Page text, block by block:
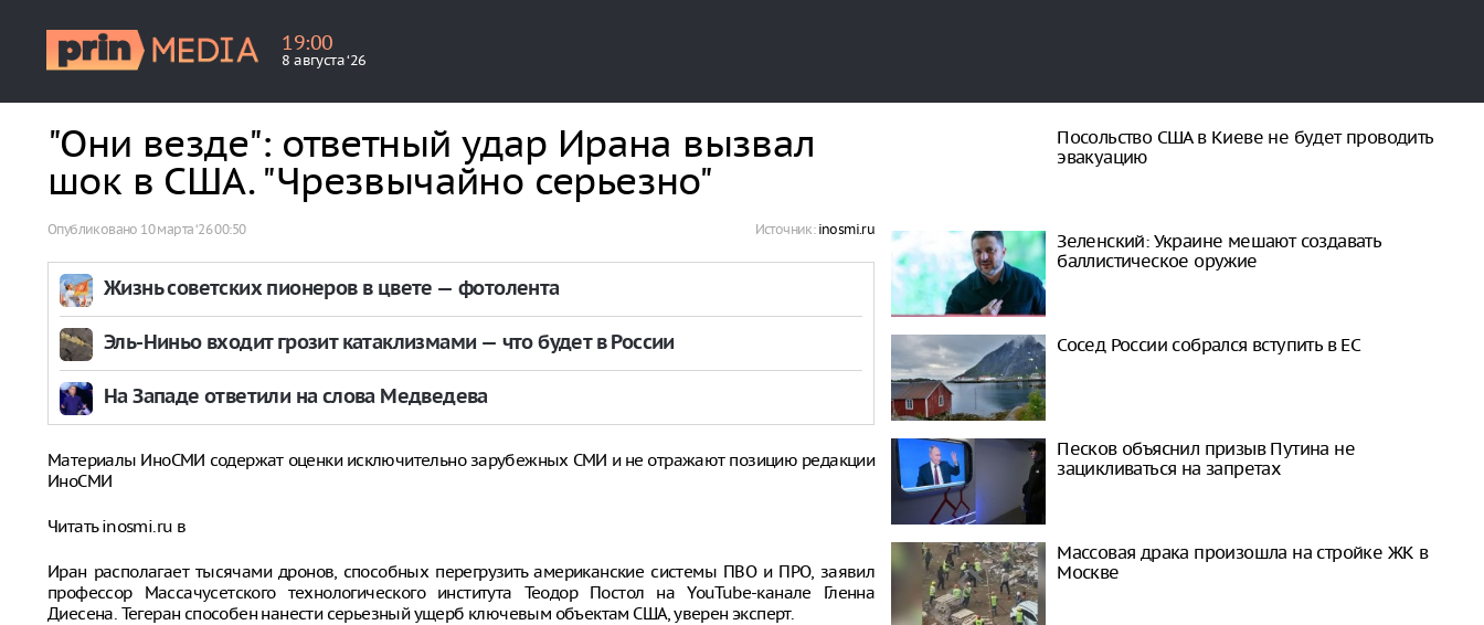
19:00
8 августа ‘26
"Они везде": ответный удар Ирана вызвал
шок в США. "Чрезвычайно серьезно"
Опубликовано 10 марта ‘26 00:50 Источник: inosmi.ru
Жизнь советских пионеров в цвете — фотолента
Эль-Ниньо входит грозит катаклизмами — что будет в России
На Западе ответили на слова Медведева
Материалы ИноСМИ содержат оценки исключительно зарубежных СМИ и не отражают позицию редакции
ИноСМИ
Читать inosmi.ru в
Иран располагает тысячами дронов, способных перегрузить американские системы ПВО и ПРО, заявил
профессор Массачусетского технологического института Теодор Постол на YouTube-канале Гленна
Диесена. Тегеран способен нанести серьезный ущерб ключевым объектам США, уверен эксперт.
Посольство США в Киеве не будет проводить
эвакуацию
Зеленский: Украине мешают создавать
баллистическое оружие
Сосед России собрался вступить в ЕС
Песков объяснил призыв Путина не
зацикливаться на запретах
Массовая драка произошла на стройке ЖК в
Москве